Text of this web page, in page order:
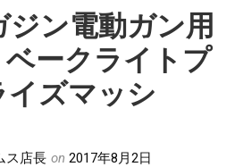
ジン電動ガン用
ークライトプ
ズマッシ
ス店長 on2017年8月2日